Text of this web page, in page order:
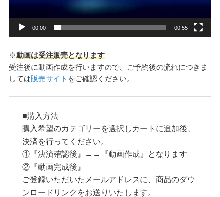
00:00 00:55
※動画は受注販売となります
受注後に動画作成を行いますので、ご予約後の流れにつきま
しては販売サイト をご確認ください。
■購入方法
購入希望のカテゴリーを選択しカートに追加後、
決済を行ってください。
①『決済確認後』→→『動画作成』となります
②『動画完成後』
ご登録いただいたメールアドレスに、商品のダウ
ンロードリンクをお送りいたします。